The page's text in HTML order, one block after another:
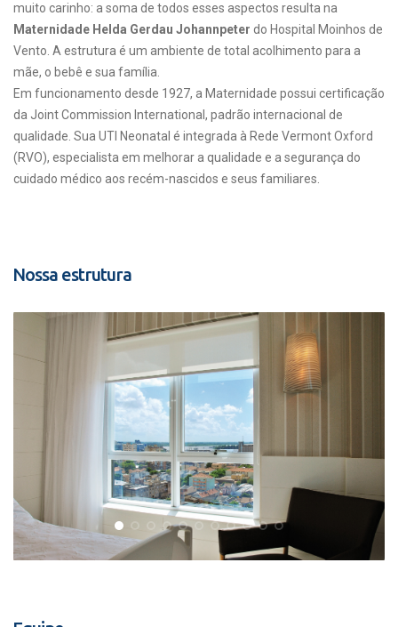
muito carinho: a soma de todos esses aspectos resulta na
Maternidade Helda Gerdau Johannpeter do Hospital Moinhos de
Vento. A estrutura é um ambiente de total acolhimento para a
mãe, o bebê e sua família.
Em funcionamento desde 1927, a Maternidade possui certificação
da Joint Commission International, padrão internacional de
qualidade. Sua UTI Neonatal é integrada à Rede Vermont Oxford
(RVO), especialista em melhorar a qualidade e a segurança do
cuidado médico aos recém-nascidos e seus familiares.
Nossa estrutura